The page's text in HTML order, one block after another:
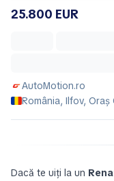
25.800 EUR
AutoMotion.ro
România, Ilfov, Oraş
Dacă te uiți la un